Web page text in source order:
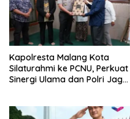
Kapolresta Malang Kota
Silaturahmi ke PCNU, Perkuat
Sinergi Ulama dan Polri Jaga